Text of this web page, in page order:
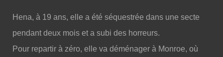
Hena, à 19 ans, elle a été séquestrée dans une secte
pendant deux mois et a subi des horreurs.
Pour repartir à zéro, elle va déménager à Monroe, où